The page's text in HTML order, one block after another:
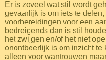
Er is zoveel wat stil wordt
gevaarlijk is om iets te
voorbereidingen voor een
bedreigends dan is stil
het zwijgen en/of het niet
onontbeerlijk is om inzicht te
alleen voor wantrouwen